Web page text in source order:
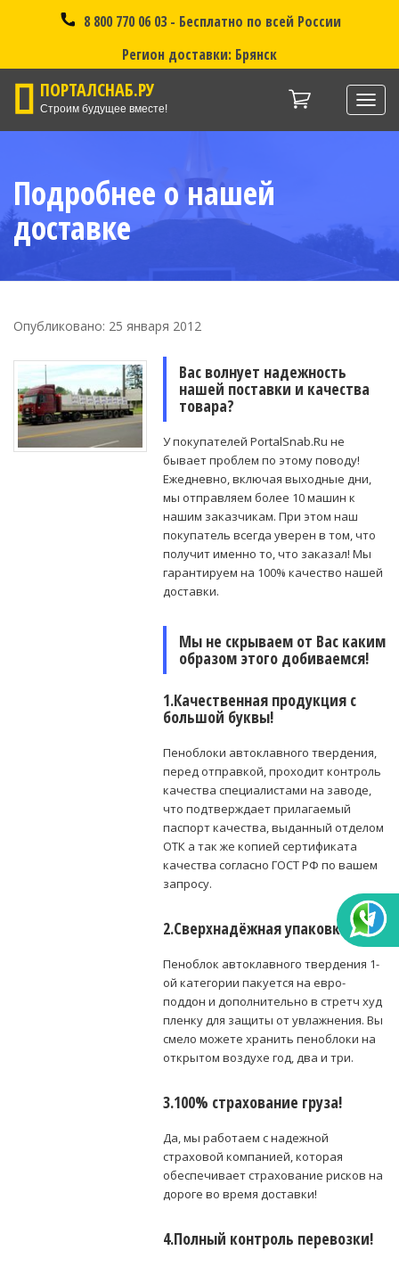
8 800 770 06 03 - Бесплатно по всей России
Регион доставки: Брянск
ПОРТАЛСНАБ.РУ
Строим будущее вместе!
Подробнее о нашей
доставке
Опубликовано: 25 января 2012
Вас волнует надежность
нашей поставки и качества
товара?
У покупателей PortalSnab.Ru не
бывает проблем по этому поводу!
Ежедневно, включая выходные дни,
мы отправляем более 10 машин к
нашим заказчикам. При этом наш
покупатель всегда уверен в том, что
получит именно то, что заказал! Мы
гарантируем на 100% качество нашей
доставки.
Мы не скрываем от Вас каким
образом этого добиваемся!
1.Качественная продукция с
большой буквы!
Пеноблоки автоклавного твердения,
перед отправкой, проходит контроль
качества специалистами на заводе,
что подтверждает прилагаемый
паспорт качества, выданный отделом
ОТК а так же копией сертификата
качества согласно ГОСТ РФ по вашем
запросу.
2.Сверхнадёжная упаковка!
Пеноблок автоклавного твердения 1-
ой категории пакуется на евро-
поддон и дополнительно в стретч худ
пленку для защиты от увлажнения. Вы
смело можете хранить пеноблоки на
открытом воздухе год, два и три.
3.100% страхование груза!
Да, мы работаем с надежной
страховой компанией, которая
обеспечивает страхование рисков на
дороге во время доставки!
4.Полный контроль перевозки!